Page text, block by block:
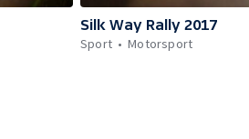
Silk Way Rally 2017
Sport
Motorsport